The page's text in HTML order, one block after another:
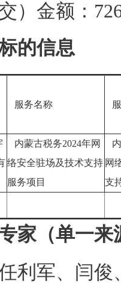
）金额：
的信息
服务名称
内蒙古税务2024年网
络安全驻场及技术支持
服务项目
网
支
家（单一
利军、闫